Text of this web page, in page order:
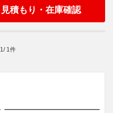
見積もり・在庫確認
1 / 1 件